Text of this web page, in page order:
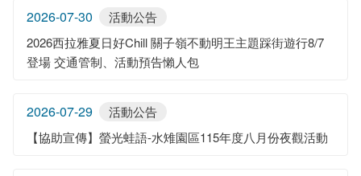
2026-07-30
活動公告
2026西拉雅夏日好Chill 關子嶺不動明王主題踩街遊行8/7
登場 交通管制、活動預告懶人包
2026-07-29
活動公告
【協助宣傳】螢光蛙語-水雉園區115年度八月份夜觀活動